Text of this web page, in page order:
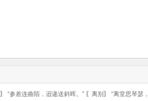
〗 “参差连曲陌，迢递送斜晖。” 〖 离别 〗 “离堂思琴瑟